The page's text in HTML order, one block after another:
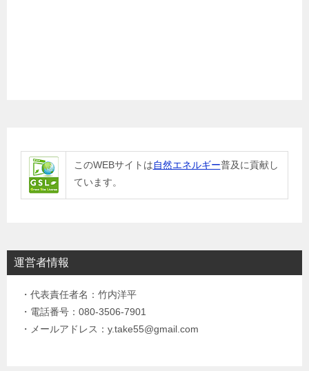
このWEBサイトは自然エネルギー普及に貢献し
ています。
運営者情報
・代表責任者名：竹内洋平
・電話番号：080-3506-7901
・メールアドレス：y.take55@gmail.com